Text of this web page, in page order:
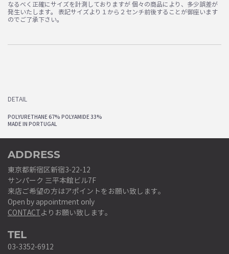
なるべく正確にサイズを計測しておりますが 個々の商品により、多少誤差が
発生いたします。 表記サイズより１から２センチ前後することが御座います
のでご了承下さい。
DETAIL
POLYURETHANE 67% POLYAMIDE 33%
MADE IN PORTUGAL
ADDRESS
東京都新宿区新宿3-22-12
サンパーク 三平本館ビル7F
来店ご希望の方はアポイントをお願い致します。
Open by appointment only
CONTACTよりお願い致します。
TEL
03-3352-6912